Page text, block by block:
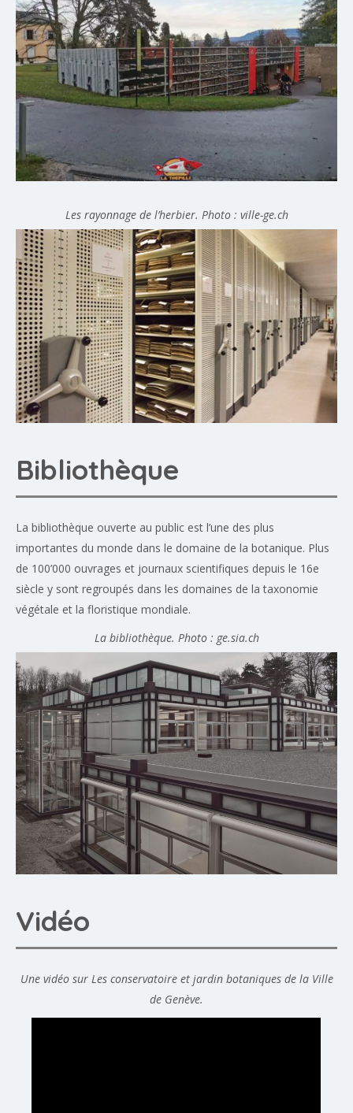
Les rayonnage de l’herbier. Photo : ville-ge.ch
Bibliothèque
La bibliothèque ouverte au public est l’une des plus
importantes du monde dans le domaine de la botanique. Plus
de 100’000 ouvrages et journaux scientifiques depuis le 16e
siècle y sont regroupés dans les domaines de la taxonomie
végétale et la floristique mondiale.
La bibliothèque. Photo : ge.sia.ch
Vidéo
Une vidéo sur Les conservatoire et jardin botaniques de la Ville
de Genève.